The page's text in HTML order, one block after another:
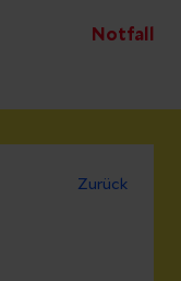
Notfall
Zurück